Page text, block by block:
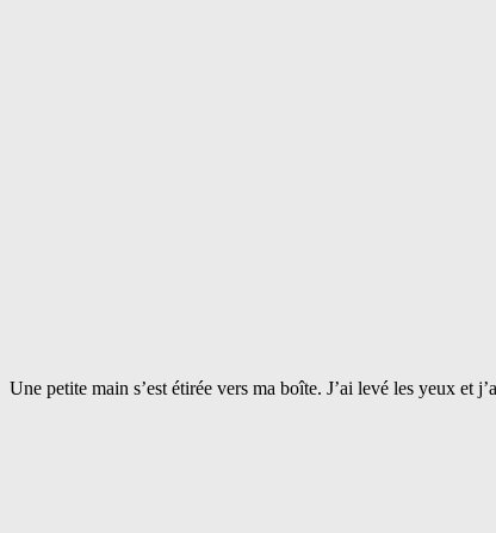
Une petite main s’est étirée vers ma boîte. J’ai levé les yeux et